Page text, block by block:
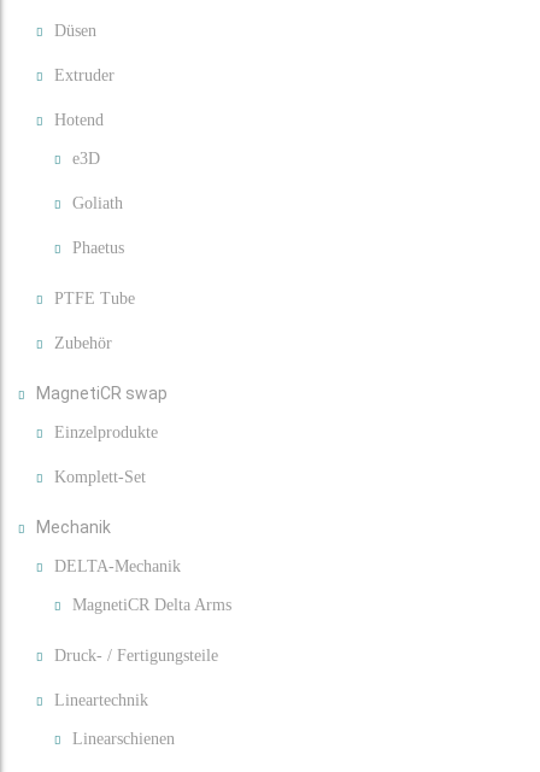
Düsen
Extruder
Hotend
e3D
Goliath
Phaetus
PTFE Tube
Zubehör
MagnetiCR swap
Einzelprodukte
Komplett-Set
Mechanik
DELTA-Mechanik
MagnetiCR Delta Arms
Druck- / Fertigungsteile
Lineartechnik
Linearschienen